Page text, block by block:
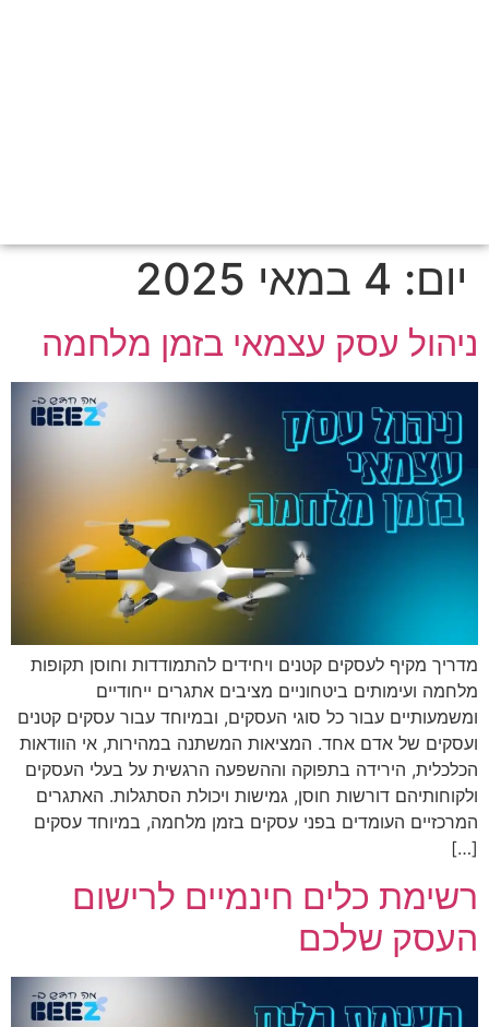
יום: 4 במאי 2025
ניהול עסק עצמאי בזמן מלחמה
מדריך מקיף לעסקים קטנים ויחידים להתמודדות וחוסן תקופות
מלחמה ועימותים ביטחוניים מציבים אתגרים ייחודיים
ומשמעותיים עבור כל סוגי העסקים, ובמיוחד עבור עסקים קטנים
ועסקים של אדם אחד. המציאות המשתנה במהירות, אי הוודאות
הכלכלית, הירידה בתפוקה וההשפעה הרגשית על בעלי העסקים
ולקוחותיהם דורשות חוסן, גמישות ויכולת הסתגלות. האתגרים
המרכזיים העומדים בפני עסקים בזמן מלחמה, במיוחד עסקים
[…]
רשימת כלים חינמיים לרישום
העסק שלכם